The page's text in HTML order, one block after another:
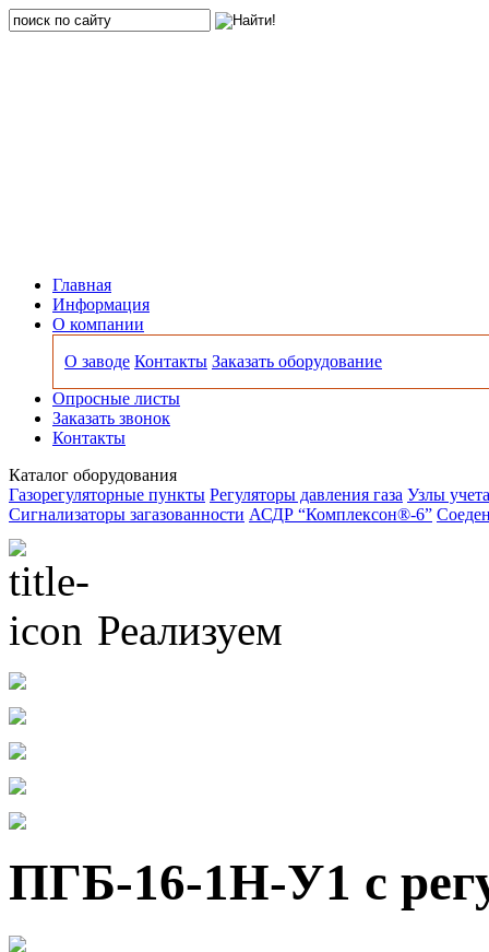
Главная
Информация
О компании
О заводе Контакты Заказать оборудование
Опросные листы
Заказать звонок
Контакты
Каталог оборудования
Газорегуляторные пункты Регуляторы давления газа Узлы
Сигнализаторы загазованности АСДР “Комплексон®-6”
Реализуем
ПГБ-16-1Н-У1 с